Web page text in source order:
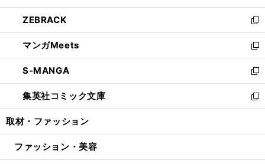
開
く
ウ
で
開
く
ン
ド
ウ
で
開
く
ウ
ィ
ン
ド
ウ
で
開
く
し
い
ウ
ィ
ン
ド
ウ
で
開
ZEBRACK
新
し
い
ウ
ィ
ン
ド
ウ
開
マンガMeets
新
し
い
ウ
ィ
ン
ウ
開
S-MANGA
新
し
い
ウ
ン
ウ
集英社コミック文庫
新
し
ウ
ン
取材・ファッション
ファッション・美容